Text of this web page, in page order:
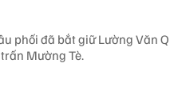
phối đã bắt giữ Lường Văn
Mường Tè.